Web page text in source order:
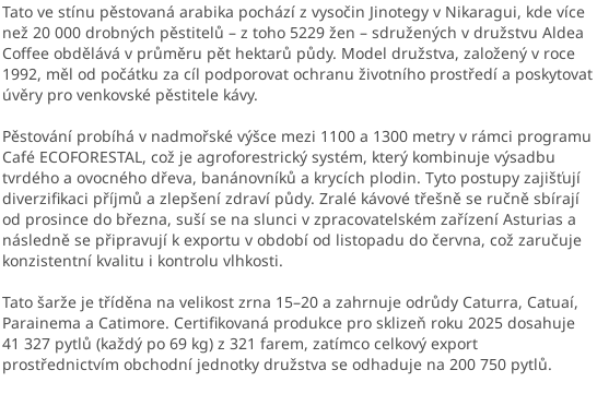
Tato ve stínu pěstovaná arabika pochází z vysočin Jinotegy v Nikaragui, kde více
než 20 000 drobných pěstitelů – z toho 5229 žen – sdružených v družstvu Aldea
Coffee obdělává v průměru pět hektarů půdy. Model družstva, založený v roce
1992, měl od počátku za cíl podporovat ochranu životního prostředí a poskytovat
úvěry pro venkovské pěstitele kávy.
Pěstování probíhá v nadmořské výšce mezi 1100 a 1300 metry v rámci programu
Café ECOFORESTAL, což je agroforestrický systém, který kombinuje výsadbu
tvrdého a ovocného dřeva, banánovníků a krycích plodin. Tyto postupy zajišťují
diverzifikaci příjmů a zlepšení zdraví půdy. Zralé kávové třešně se ručně sbírají
od prosince do března, suší se na slunci v zpracovatelském zařízení Asturias a
následně se připravují k exportu v období od listopadu do června, což zaručuje
konzistentní kvalitu i kontrolu vlhkosti.
Tato šarže je tříděna na velikost zrna 15–20 a zahrnuje odrůdy Caturra, Catuaí,
Parainema a Catimore. Certifikovaná produkce pro sklizeň roku 2025 dosahuje
41 327 pytlů (každý po 69 kg) z 321 farem, zatímco celkový export
prostřednictvím obchodní jednotky družstva se odhaduje na 200 750 pytlů.